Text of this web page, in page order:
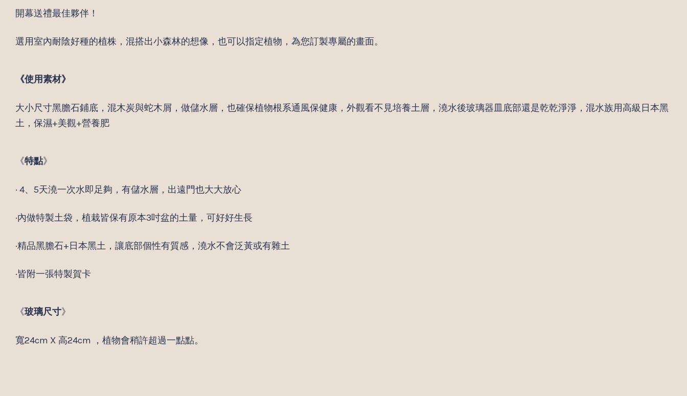
開幕送禮最佳夥伴！
選用室內耐陰好種的植株，混搭出小森林的想像，也可以指定植物，為您訂製專屬的畫面。
《使用素材》
大小尺寸黑膽石鋪底，混木炭與蛇木屑，做儲水層，也確保植物根系通風保健康，外觀看不見培養土層，澆水後玻璃器皿底部還是乾乾淨淨，混水族用高級日本黑
土，保濕+美觀+營養肥
《特點》
· 4、5天澆一次水即足夠，有儲水層，出遠門也大大放心
·內做特製土袋，植栽皆保有原本3吋盆的土量，可好好生長
·精品黑膽石+日本黑土，讓底部個性有質感，澆水不會泛黃或有雜土
·皆附一張特製賀卡
《玻璃尺寸》
寬24cm X 高24cm ，植物會稍許超過一點點。